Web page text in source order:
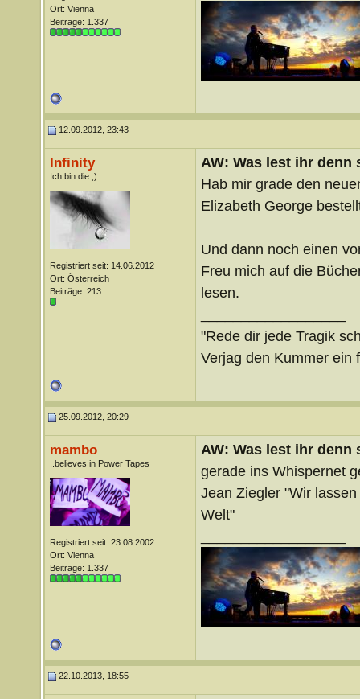
Ort: Vienna
Beiträge: 1.337
12.09.2012, 23:43
Infinity
Ich bin die ;)
Registriert seit: 14.06.2012
Ort: Österreich
Beiträge: 213
AW: Was lest ihr denn
Hab mir grade den
Elizabeth George
Und dann noch einen
Freu mich auf die
lesen.
"Rede dir jede Tragik
Verjag den Kummer ein
25.09.2012, 20:29
mambo
..believes in Power Tapes
Registriert seit: 23.08.2002
Ort: Vienna
Beiträge: 1.337
AW: Was lest ihr denn
gerade ins Whispernet
Jean Ziegler "Wir
Welt"
22.10.2013, 18:55